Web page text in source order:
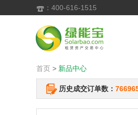
 ：400-616-1515
首页 > 新品中心
历史成交订单数：